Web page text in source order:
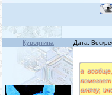
Курортина Дата:
а
шнягу,